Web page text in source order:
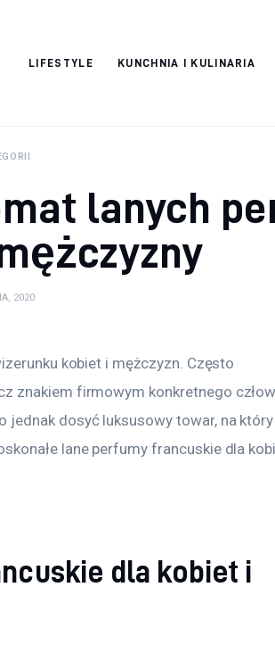
LIFESTYLE KUNCHNIA I KULINARIA
lanych
2020
kobiet i mężczyzn. Często
znakiem firmowym konkretnego
dosyć luksusowy towar, na
lane perfumy francuskie dla
dla kobiet i